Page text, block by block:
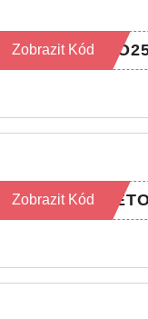
Zobrazit Kód
Zobrazit Kód